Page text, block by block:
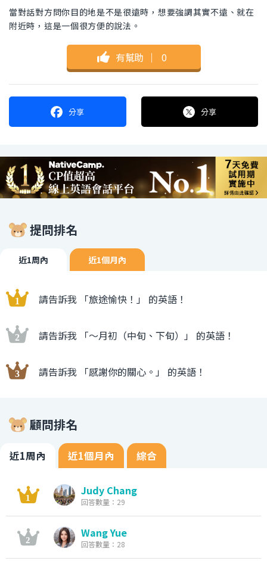
當對話對方問你目的地是不是很遠時，想要強調其實不遠、就在
附近時，這是一個很方便的說法。
有幫助 ｜ 0
分享 分享
提問排名
近1周內 近1個月內
請告訴我 「旅途愉快！」 的英語！
請告訴我 「〜月初（中旬、下旬）」 的英語！
請告訴我 「感謝你的關心。」 的英語！
顧問排名
近1周內 近1個月內 綜合
Judy Chang
回答數量：29
Wang Yue
回答數量：28